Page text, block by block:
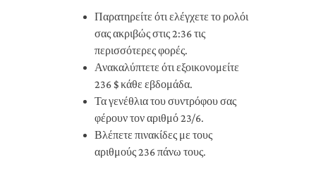
Παρατηρείτε ότι ελέγχετε το ρολόι
σας ακριβώς στις 2:36 τις
περισσότερες φορές.
Ανακαλύπτετε ότι εξοικονομείτε
236 $ κάθε εβδομάδα.
Τα γενέθλια του συντρόφου σας
φέρουν τον αριθμό 23/6.
Βλέπετε πινακίδες με τους
αριθμούς 236 πάνω τους.